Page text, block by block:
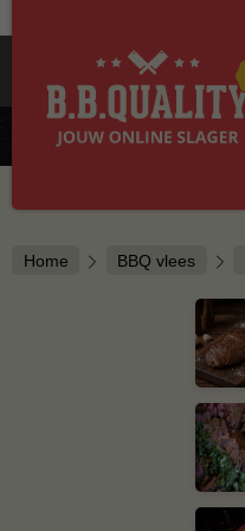
Home BBQ vlees